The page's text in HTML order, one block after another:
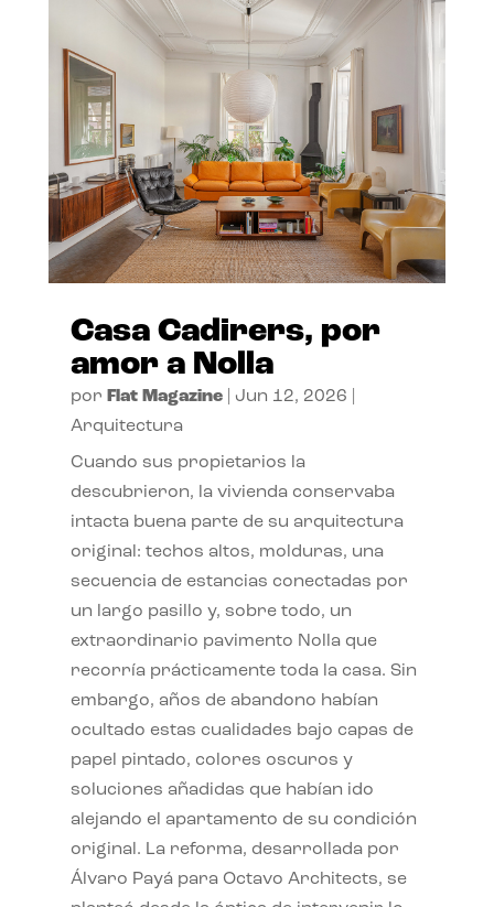
Casa Cadirers, por
amor a Nolla
por Flat Magazine| Jun 12, 2026
Arquitectura
Cuando sus propietarios la
descubrieron, la vivienda conservaba
intacta buena parte de su arquitectura
original: techos altos, molduras, una
secuencia de estancias conectadas por
un largo pasillo y, sobre todo, un
extraordinario pavimento Nolla que
recorría prácticamente toda la casa. Sin
embargo, años de abandono habían
ocultado estas cualidades bajo capas de
papel pintado, colores oscuros y
soluciones añadidas que habían ido
alejando el apartamento de su condición
original. La reforma, desarrollada por
Álvaro Payá para Octavo Architects, se